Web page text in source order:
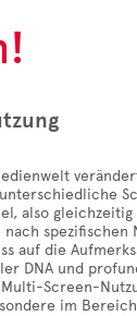
also
nach
auf die
DNA und
Screen-
im